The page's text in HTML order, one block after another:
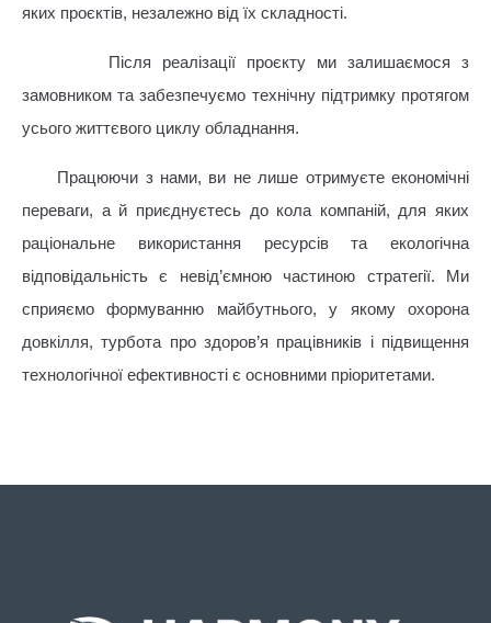
яких проєктів, незалежно від їх складності.
Після реалізації проєкту ми залишаємося з
замовником та забезпечуємо технічну підтримку протягом
усього життєвого циклу обладнання.
Працюючи з нами, ви не лише отримуєте економічні
переваги, а й приєднуєтесь до кола компаній, для яких
раціональне використання ресурсів та екологічна
відповідальність є невід’ємною частиною стратегії. Ми
сприяємо формуванню майбутнього, у якому охорона
довкілля, турбота про здоров’я працівників і підвищення
технологічної ефективності є основними пріоритетами.